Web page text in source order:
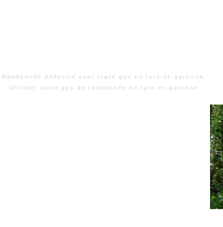
Randonnée pédestre avec trace gps en tarn-et-garonne.
Utiliser votre gps de randonnée en tarn-et-garonne